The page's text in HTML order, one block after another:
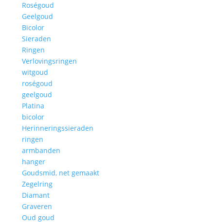
Roségoud
Geelgoud
Bicolor
Sieraden
Ringen
Verlovingsringen
witgoud
roségoud
geelgoud
Platina
bicolor
Herinneringssieraden
ringen
armbanden
hanger
Goudsmid, net gemaakt
Zegelring
Diamant
Graveren
Oud goud